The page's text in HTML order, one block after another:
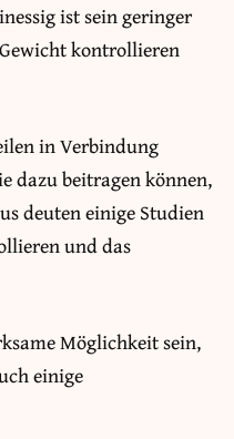
ist sein geringer
kontrollieren
in Verbindung
dazu beitragen können,
deuten einige Studien
und das
Möglichkeit sein,
einige